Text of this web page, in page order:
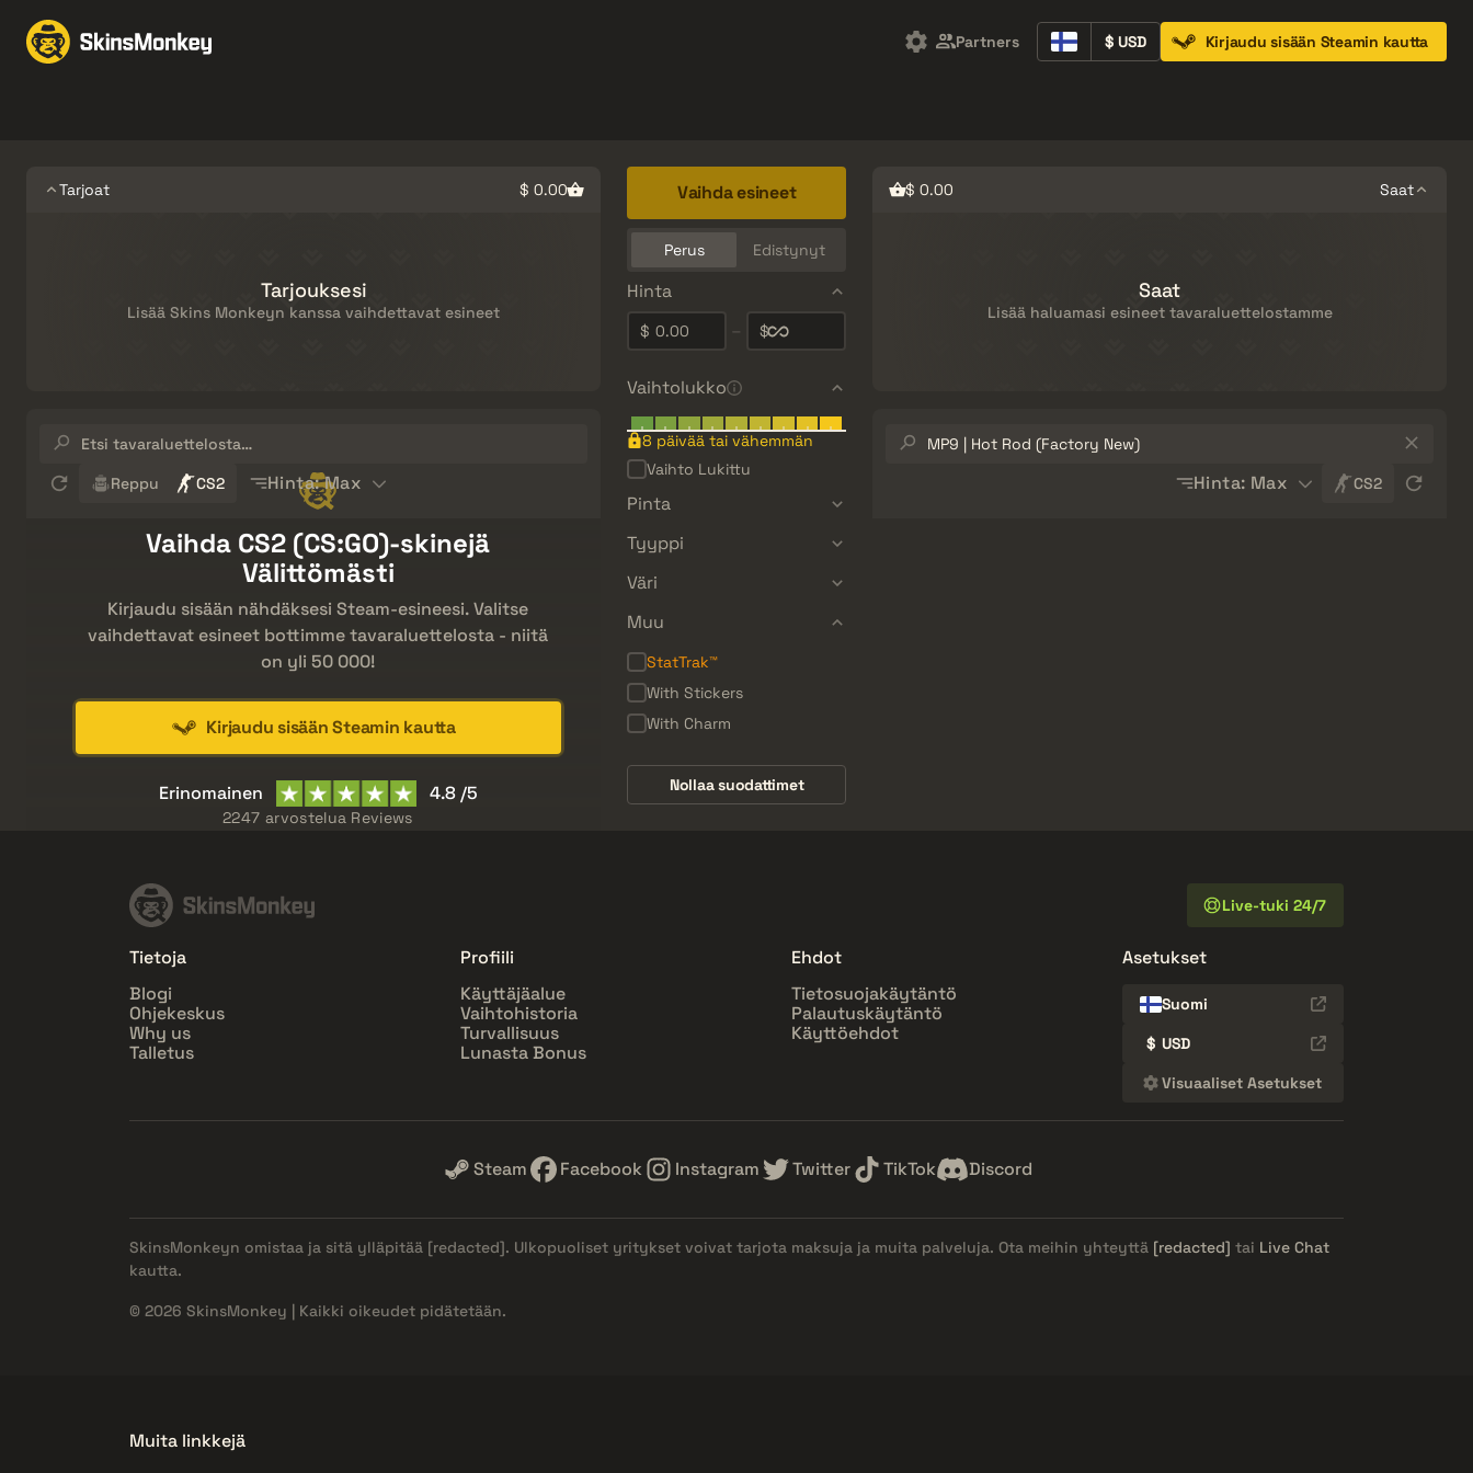
Partners $ USD Kirjaudu sisään Steamin kautta
$ 0.00
Tarjoat
Tarjouksesi
Lisää Skins Monkeyn kanssa vaihdettavat esineet
Reppu CS2 Hinta: Max
Etsi
tavaraluettelosta…
Vaihda CS2 (CS:GO)-skinejä
Välittömästi
Kirjaudu sisään nähdäksesi Steam-esineesi. Valitse
vaihdettavat esineet bottimme tavaraluettelosta - niitä
on yli 50 000!
Kirjaudu sisään Steamin kautta
Erinomainen 4.8 /5
2247 arvostelua Reviews
Vaihda esineet
Perus Edistynyt
Hinta
0.00
$ – $
Vaihtolukko
8 päivää tai vähemmän
Vaihto Lukittu
Pinta
Tyyppi
Väri
Muu
StatTrak™
With Stickers
With Charm
Nollaa suodattimet
$ 0.00 Saat
Saat
Lisää haluamasi esineet tavaraluettelostamme
Etsi
tavaraluettelosta…
Hinta: Max CS2
Live-tuki 24/7
Tietoja
Blogi
Ohjekeskus
Why us
Talletus
Profiili
Käyttäjäalue
Vaihtohistoria
Turvallisuus
Lunasta Bonus
Ehdot
Tietosuojakäytäntö
Palautuskäytäntö
Käyttöehdot
Asetukset
Suomi
$ USD
Visuaaliset Asetukset
Steam Facebook Instagram Twitter TikTok Discord
SkinsMonkeyn omistaa ja sitä ylläpitää [redacted]. Ulkopuoliset yritykset voivat tarjota maksuja ja muita palveluja. Ota meihin yhteyttä [redacted] tai Live Chat
kautta.
© 2026 SkinsMonkey | Kaikki oikeudet pidätetään.
Muita linkkejä